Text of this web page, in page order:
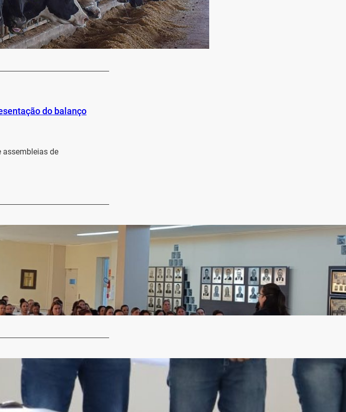
antecipa o pagamento
do balanço
assembleias de
a alimentação escolar
básica é um dos
região de Santa